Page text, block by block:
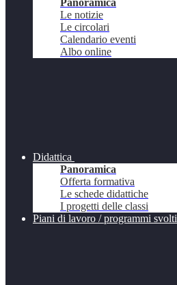
Panoramica
Le notizie
Le circolari
Calendario eventi
Albo online
Didattica
Panoramica
Offerta formativa
Le schede didattiche
I progetti delle classi
Piani di lavoro / programmi svolti